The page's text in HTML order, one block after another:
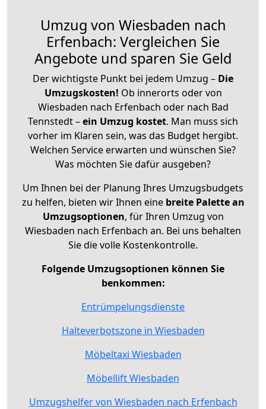
Umzug von Wiesbaden nach
Erfenbach: Vergleichen Sie
Angebote und sparen Sie Geld
Der wichtigste Punkt bei jedem Umzug – Die
Umzugskosten! Ob innerorts oder von
Wiesbaden nach Erfenbach oder nach Bad
Tennstedt –ein Umzug kostet. Man muss sich
vorher im Klaren sein, was das Budget hergibt.
Welchen Service erwarten und wünschen Sie?
Was möchten Sie dafür ausgeben?
Um Ihnen bei der Planung Ihres Umzugsbudgets
zu helfen, bieten wir Ihnen eine breite Palette an
Umzugsoptionen, für Ihren Umzug von
Wiesbaden nach Erfenbach an. Bei uns behalten
Sie die volle Kostenkontrolle.
Folgende Umzugsoptionen können Sie
benkommen:
Entrümpelungsdienste
Halteverbotszone in Wiesbaden
Möbeltaxi Wiesbaden
Möbellift Wiesbaden
Umzugshelfer von Wiesbaden nach Erfenbach